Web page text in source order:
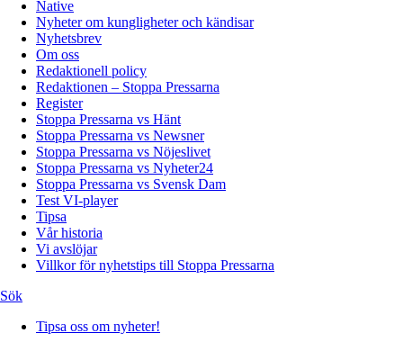
Native
Nyheter om kungligheter och kändisar
Nyhetsbrev
Om oss
Redaktionell policy
Redaktionen – Stoppa Pressarna
Register
Stoppa Pressarna vs Hänt
Stoppa Pressarna vs Newsner
Stoppa Pressarna vs Nöjeslivet
Stoppa Pressarna vs Nyheter24
Stoppa Pressarna vs Svensk Dam
Test VI-player
Tipsa
Vår historia
Vi avslöjar
Villkor för nyhetstips till Stoppa Pressarna
Sök
Tipsa oss om nyheter!